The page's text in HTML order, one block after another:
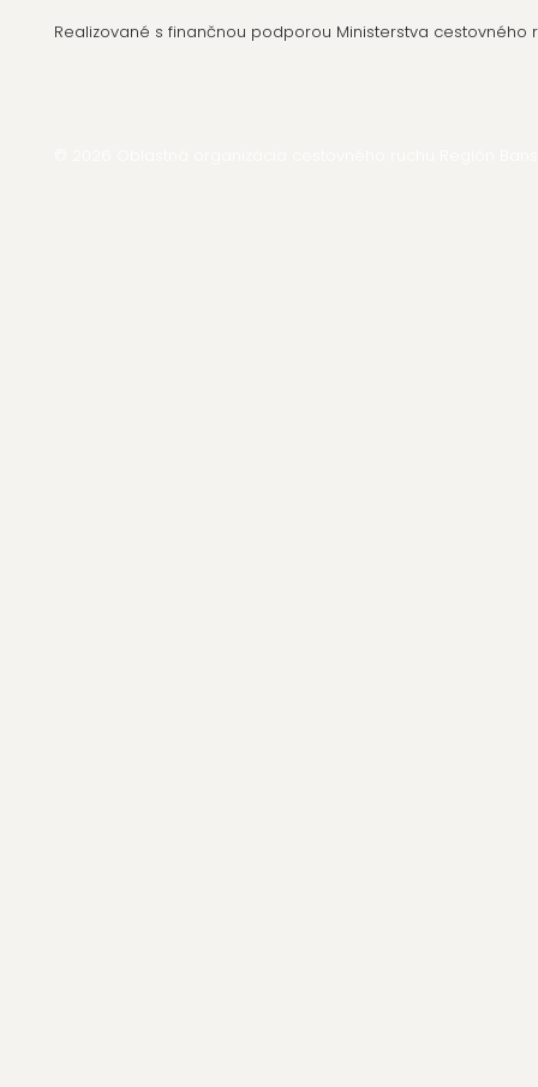
Realizované s finančnou podporou Ministerstva cestovného